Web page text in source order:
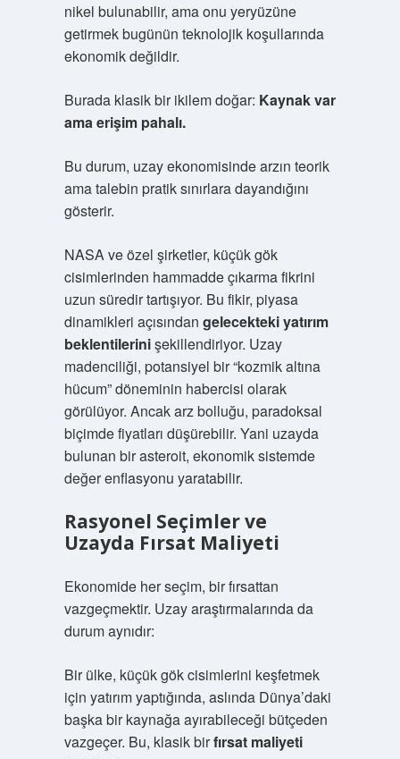
nikel bulunabilir, ama onu yeryüzüne
getirmek bugünün teknolojik koşullarında
ekonomik değildir.
Burada klasik bir ikilem doğar: Kaynak var
ama erişim pahalı.
Bu durum, uzay ekonomisinde arzın teorik
ama talebin pratik sınırlara dayandığını
gösterir.
NASA ve özel şirketler, küçük gök
cisimlerinden hammadde çıkarma fikrini
uzun süredir tartışıyor. Bu fikir, piyasa
dinamikleri açısından gelecekteki yatırım
beklentilerinişekillendiriyor. Uzay
madenciliği, potansiyel bir “kozmik altına
hücum” döneminin habercisi olarak
görülüyor. Ancak arz bolluğu, paradoksal
biçimde fiyatları düşürebilir. Yani uzayda
bulunan bir asteroit, ekonomik sistemde
değer enflasyonu yaratabilir.
Rasyonel Seçimler ve
Uzayda Fırsat Maliyeti
Ekonomide her seçim, bir fırsattan
vazgeçmektir. Uzay araştırmalarında da
durum aynıdır:
Bir ülke, küçük gök cisimlerini keşfetmek
için yatırım yaptığında, aslında Dünya’daki
başka bir kaynağa ayırabileceği bütçeden
vazgeçer. Bu, klasik birfırsat maliyeti